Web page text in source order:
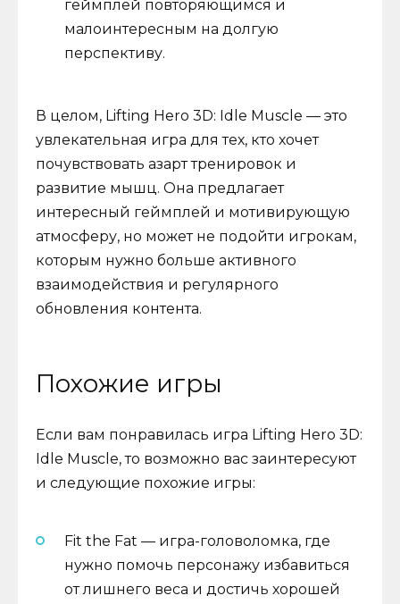
геймплей повторяющимся и
малоинтересным на долгую
перспективу.
В целом, Lifting Hero 3D: Idle Muscle — это
увлекательная игра для тех, кто хочет
почувствовать азарт тренировок и
развитие мышц. Она предлагает
интересный геймплей и мотивирующую
атмосферу, но может не подойти игрокам,
которым нужно больше активного
взаимодействия и регулярного
обновления контента.
Похожие игры
Если вам понравилась игра Lifting Hero 3D:
Idle Muscle, то возможно вас заинтересуют
и следующие похожие игры:
Fit the Fat — игра-головоломка, где
нужно помочь персонажу избавиться
от лишнего веса и достичь хорошей